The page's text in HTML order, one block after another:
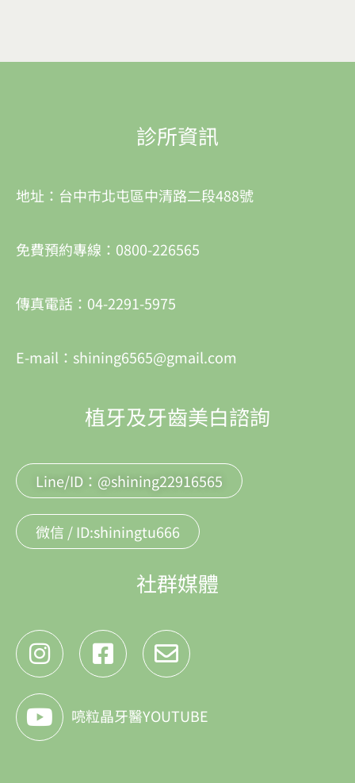
診所資訊
地址：台中市北屯區中清路二段488號
免費預約專線：0800-226565
傳真電話：04-2291-5975
E-mail：shining6565@gmail.com
植牙及牙齒美白諮詢
Line/ID：@shining22916565
微信 / ID:shiningtu666
社群媒體
喨粒晶牙醫YOUTUBE